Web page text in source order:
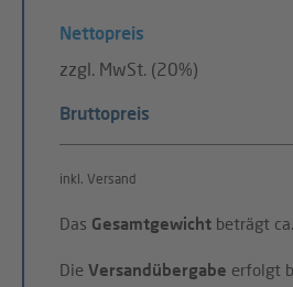
Nettopreis
zzgl. MwSt. (20%)
Bruttopreis
inkl. Versand
Das Gesamtgewicht beträgt ca.
Die Versandübergabe erfolgt